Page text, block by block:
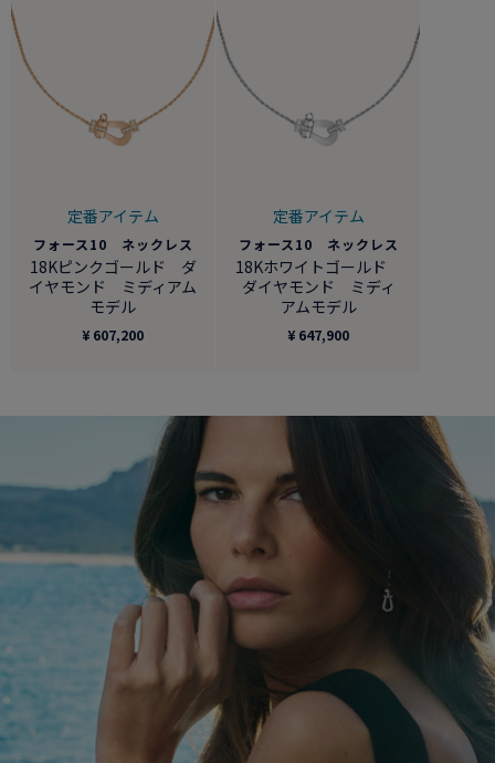
定番アイテム
フォース10 ネックレス
18Kピンクゴールド ダ
イヤモンド ミディアム
モデル
¥ 607,200
定番アイテム
フォース10 ネックレス
18Kホワイトゴールド
ダイヤモンド ミディ
アムモデル
¥ 647,900